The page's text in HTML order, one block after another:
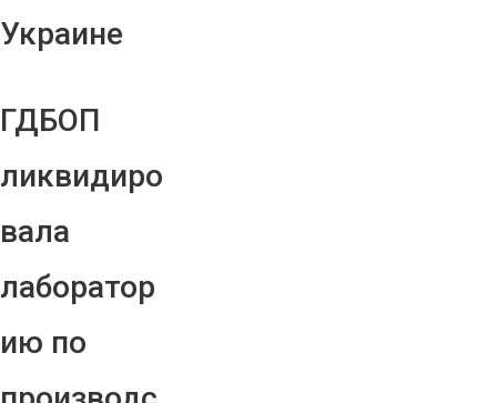
Украине
ГДБОП
ликвидиро
вала
лаборатор
ию по